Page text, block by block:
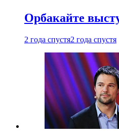
Орбакайте
2 года спустя2 года спустя